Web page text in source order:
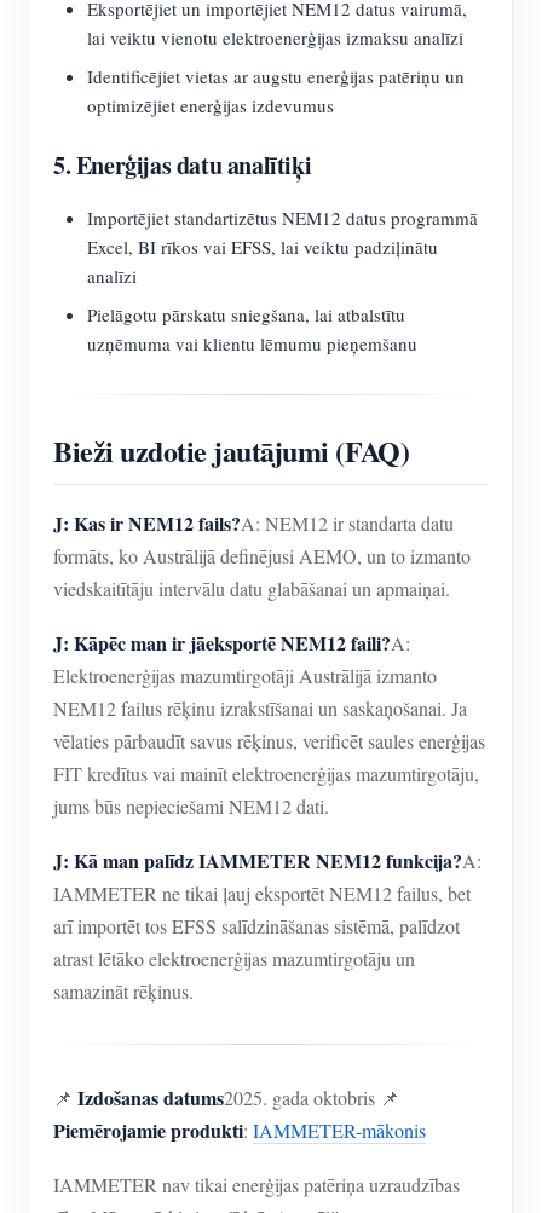
Eksportējiet un importējiet NEM12 datus vairumā,
lai veiktu vienotu elektroenerģijas izmaksu analīzi
Identificējiet vietas ar augstu enerģijas patēriņu un
optimizējiet enerģijas izdevumus
5. Enerģijas datu analītiķi
Importējiet standartizētus NEM12 datus programmā
Excel, BI rīkos vai EFSS, lai veiktu padziļinātu
analīzi
Pielāgotu pārskatu sniegšana, lai atbalstītu
uzņēmuma vai klientu lēmumu pieņemšanu
Bieži uzdotie jautājumi (FAQ)
J: Kas ir NEM12 fails?A: NEM12 ir standarta datu
formāts, ko Austrālijā definējusi AEMO, un to izmanto
viedskaitītāju intervālu datu glabāšanai un apmaiņai.
J: Kāpēc man ir jāeksportē NEM12 faili?A:
Elektroenerģijas mazumtirgotāji Austrālijā izmanto
NEM12 failus rēķinu izrakstīšanai un saskaņošanai. Ja
vēlaties pārbaudīt savus rēķinus, verificēt saules enerģijas
FIT kredītus vai mainīt elektroenerģijas mazumtirgotāju,
jums būs nepieciešami NEM12 dati.
J: Kā man palīdz IAMMETER NEM12 funkcija?A:
IAMMETER ne tikai ļauj eksportēt NEM12 failus, bet
arī importēt tos EFSS salīdzināšanas sistēmā, palīdzot
atrast lētāko elektroenerģijas mazumtirgotāju un
samazināt rēķinus.
📌 Izdošanas datums2025. gada oktobris 📌
Piemērojamie produkti: IAMMETER-mākonis
IAMMETER nav tikai enerģijas patēriņa uzraudzības